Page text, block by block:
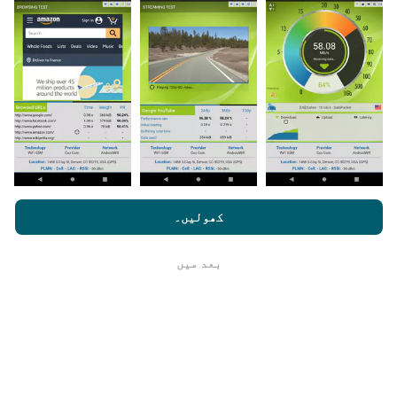
ڈیٹا کہاں سے آتا ہے؟
یہ اعدادوشمار nPerf ایپ کے صارفین کے ذریعہ کئے
گئے ٹیسٹوں سے جمع کیا گیا ہے۔ یہ ایسے میدان ہیں جو
براہ راست میدان میں واقع حالتوں میں ہوتے ہیں۔ اگر
آپ بھی اس میں شامل ہونا چاہتے ہیں تو ، آپ کو بس
اپنے اسمارٹ فون پر nPerf ایپ ڈاؤن لوڈ کرنا ہے۔
مزید اعداد و شمار جتنے زیادہ ہوں گے ، نقشے اتنے ہی
جامع ہوں گے!
کھولیں۔
بعد میں
کے ساتھ ساتھ ہمارے nPerf ٹیسٹ
لائسنس کا آخری معاہدہ
ٹھیک ہے